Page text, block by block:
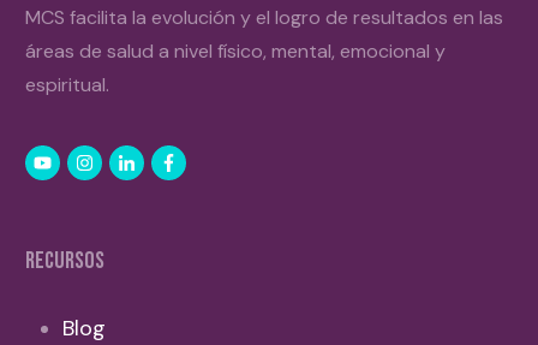
MCS facilita la evolución y el logro de resultados en las
áreas de salud a nivel físico, mental, emocional y
espiritual.
RECURSOS
Blog